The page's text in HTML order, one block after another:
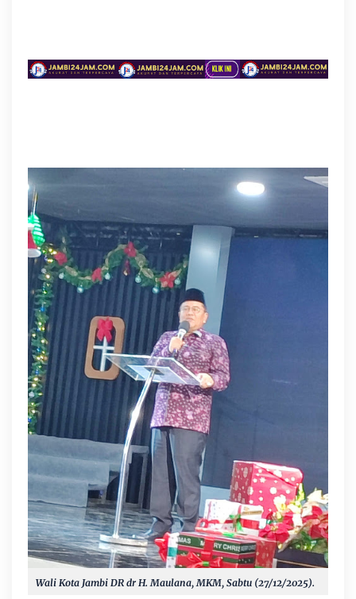
Wali Kota Jambi DR dr H. Maulana, MKM, Sabtu (27/12/2025).